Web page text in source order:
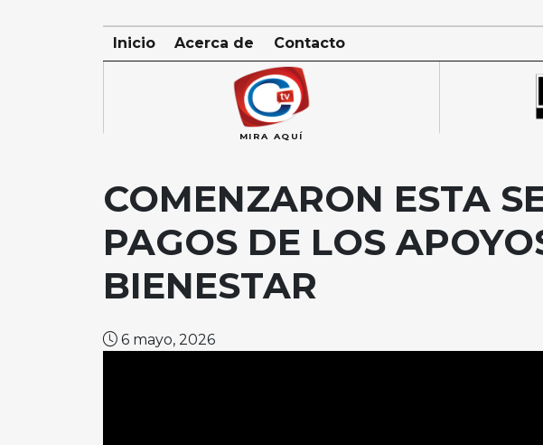
Inicio Acerca de Contacto
MIRA AQUÍ
COMENZARON ESTA
PAGOS DE LOS
BIENESTAR
6 mayo, 2026